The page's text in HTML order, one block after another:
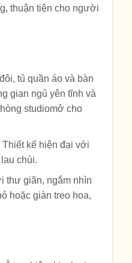
thuận tiện cho người
tủ quần áo và bàn
gian ngủ yên tĩnh và
studiomở cho
kế hiện đại với
chùi.
thư giãn, ngắm nhìn
hoặc giàn treo hoa,